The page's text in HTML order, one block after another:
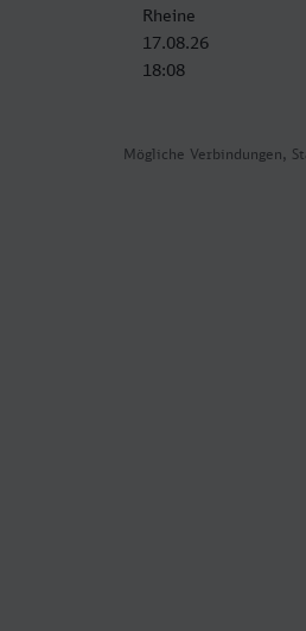
Mögliche Verbindungen,
Rheine
17.08.26
18:08